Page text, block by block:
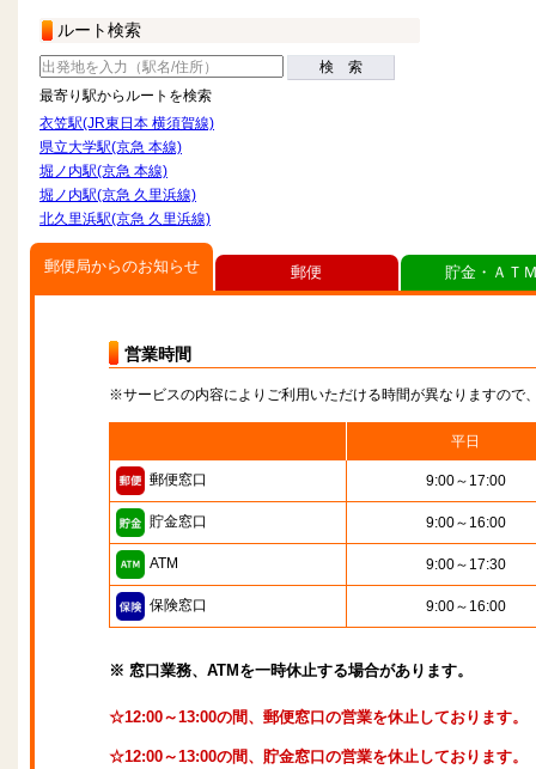
ルート検索
検 索
最寄り駅からルートを検索
衣笠駅(JR東日本 横須賀線)
県立大学駅(京急 本線)
堀ノ内駅(京急 本線)
堀ノ内駅(京急 久里浜線)
北久里浜駅(京急 久里浜線)
郵便局からのお知らせ
営業時間
※サービスの内容によりご利用いただける時間が異なりますので
平日
郵便窓口 9:00～17:00
貯金窓口 9:00～16:00
ATM 9:00～17:30
保険窓口 9:00～16:00
※ 窓口業務、ATMを一時休止する場合があります。
☆12:00～13:00の間、郵便窓口の営業を休止しております。
☆12:00～13:00の間、貯金窓口の営業を休止しております。
郵便 貯金・ＡＴ